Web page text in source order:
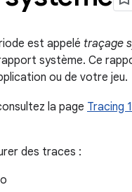
est appelé traçage
système. Ce
ou de votre jeu.
la page Tracing
des traces :